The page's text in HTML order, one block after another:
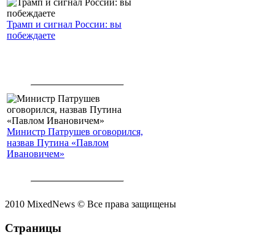
Трамп и сигнал России: вы
побеждаете
Министр Патрушев оговорился,
назвав Путина «Павлом
Ивановичем»
2010 MixedNews © Все права защищены
Страницы